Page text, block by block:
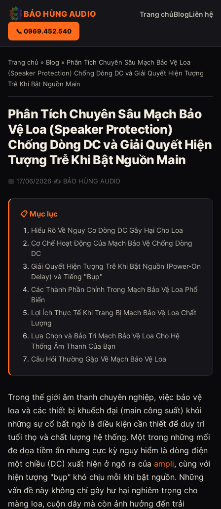
BẢO HÙNG AUDIO Trang chủBlogLiên hệ
📞 0969.452.540
Trang chủ » Blog » Phân Tích Chuyên Sâu Mạch Bảo Vệ Loa
(Speaker Protection) Chống Dòng DC và Giải Quyết Hiện Tượng
Trễ Khi Bật Nguồn Main
Phân Tích Chuyên Sâu Mạch Bảo
Vệ Loa (Speaker Protection)
Chống Dòng DC và Giải Quyết Hiện
Tượng Trễ Khi Bật Nguồn Main
📅 17/06/2026·✍️ BẢO HÙNG AUDIO
📋 Mục lục
Hiểu Rõ Về Nguy Cơ Dòng DC Gây Hại Cho Loa
Cơ Chế Hoạt Động Của Mạch Bảo Vệ Chống Dòng
DC
Giải Quyết Hiện Tượng Trễ Khi Bật Nguồn (Power-On
Delay) và Tiếng "Bụp"
Các Thành Phần Chính Trong Mạch Bảo Vệ Loa Phổ
Biến
Lợi Ích Thực Tế Khi Trang Bị Mạch Bảo Vệ Loa Chất
Lượng
Lựa Chọn và Bảo Trì Mạch Bảo Vệ Loa Cho Hệ
Thống Âm Thanh Của Bạn
Câu Hỏi Thường Gặp Về Mạch Bảo Vệ Loa
Trong thế giới âm thanh chuyên nghiệp, việc bảo vệ
loa và các thiết bị khuếch đại (main công suất) khỏi
những sự cố bất ngờ là điều kiện cần thiết để duy trì
tuổi thọ và chất lượng hệ thống. Một trong những mối
đe dọa tiềm ẩn nhưng cực kỳ nguy hiểm là dòng điện
một chiều (DC) xuất hiện ở ngõ ra của ampli, cùng với
hiện tượng "bụp" khó chịu mỗi khi bật nguồn. Những
vấn đề này không chỉ gây hư hại nghiêm trọng cho
màng loa, cuộn dây mà còn ảnh hưởng đến trải